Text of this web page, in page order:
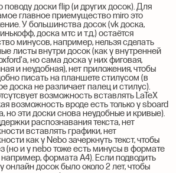
поводу доски flip (и других досок). Для
главное приемущество miro это
У большинства досок (vk доска,
доска мтс и т.д.) остаётся
минусов, например, нельзя сделать
листы внутри досок (как у внутренней
но сама доска у них фиговая,
и неудобная), нет приложения, чтобы
писать на планшете стилусом (в
доска не различает палец и стилус).
возможность вставлять LaTeX
возможность вроде есть только у sboard
но эти доски снова неудобные и кривые).
распознавания текста, нет
вставлять графики, нет
как у Nebo зачеркнуть текст, чтобы
(но и у nebo тоже есть минусы в формате
например, формата A4). Если подводить
у онлайн досок было около 2 лет, чтобы